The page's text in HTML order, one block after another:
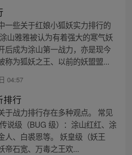
一些关于红娘小狐妖实力排行的
山雅雅被认为有着强大的寒气妖
后成为涂山第一战力，亦是现今
称为狐妖之王、以前的妖盟盟...
04:57
排行
于战力排行存在多种观点。 常见
说级（BUG 级）：涂山红红、涂
人、白裘恩等。 妖皇级（妖王
帝石宽、万毒之王欢...